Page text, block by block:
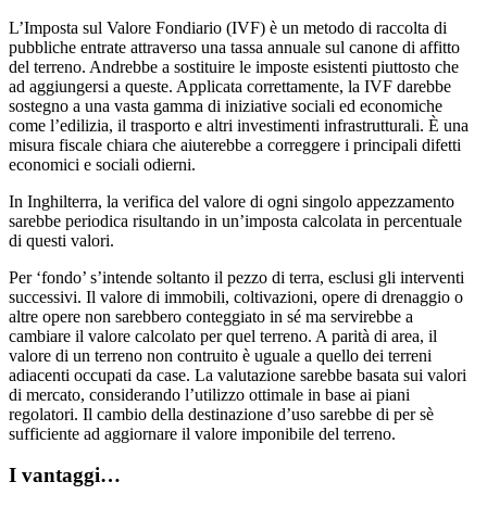
L’Imposta sul Valore Fondiario (IVF) è un metodo di raccolta di
pubbliche entrate attraverso una tassa annuale sul canone di affitto
del terreno. Andrebbe a sostituire le imposte esistenti piuttosto che
ad aggiungersi a queste. Applicata correttamente, la IVF darebbe
sostegno a una vasta gamma di iniziative sociali ed economiche
come l’edilizia, il trasporto e altri investimenti infrastrutturali. È una
misura fiscale chiara che aiuterebbe a correggere i principali difetti
economici e sociali odierni.
In Inghilterra, la verifica del valore di ogni singolo appezzamento
sarebbe periodica risultando in un’imposta calcolata in percentuale
di questi valori.
Per ‘fondo’ s’intende soltanto il pezzo di terra, esclusi gli interventi
successivi. Il valore di immobili, coltivazioni, opere di drenaggio o
altre opere non sarebbero conteggiato in sé ma servirebbe a
cambiare il valore calcolato per quel terreno. A parità di area, il
valore di un terreno non contruito è uguale a quello dei terreni
adiacenti occupati da case. La valutazione sarebbe basata sui valori
di mercato, considerando l’utilizzo ottimale in base ai piani
regolatori. Il cambio della destinazione d’uso sarebbe di per sè
sufficiente ad aggiornare il valore imponibile del terreno.
I vantaggi…